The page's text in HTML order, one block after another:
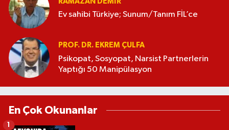
Ev sahibi Türkiye; Sunum/Tanım FİL’ce
PROF. DR. EKREM ÇULFA
Psikopat, Sosyopat, Narsist Partnerlerin
Yaptığı 50 Manipülasyon
En Çok Okunanlar
1